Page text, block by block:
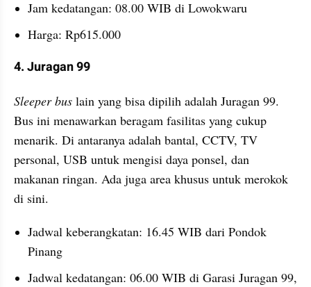
Jam kedatangan: 08.00 WIB di Lowokwaru
Harga: Rp615.000
4. Juragan 99
Sleeper bus lain yang bisa dipilih adalah Juragan 99.
Bus ini menawarkan beragam fasilitas yang cukup
menarik. Di antaranya adalah bantal, CCTV, TV
personal, USB untuk mengisi daya ponsel, dan
makanan ringan. Ada juga area khusus untuk merokok
di sini.
Jadwal keberangkatan: 16.45 WIB dari Pondok
Pinang
Jadwal kedatangan: 06.00 WIB di Garasi Juragan 99,